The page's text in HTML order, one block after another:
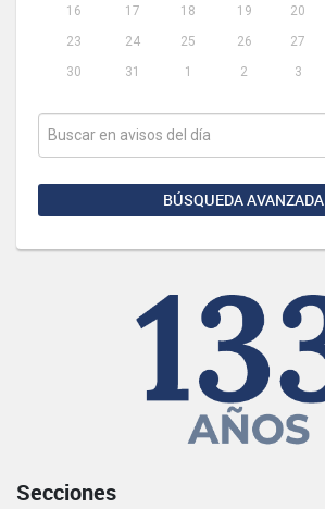
16
17 18 19 20
23
24 25 26 27
30
31 1 2 3
BÚSQUEDA AVANZADA
Secciones